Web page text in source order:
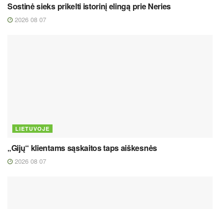
Sostinė sieks prikelti istorinį elingą prie Neries
2026 08 07
LIETUVOJE
„Gijų“ klientams sąskaitos taps aiškesnės
2026 08 07